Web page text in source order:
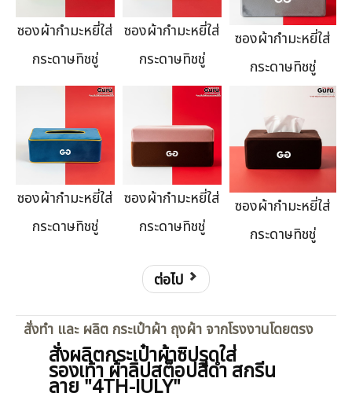
ซองผ้ากำมะหยี่ใส่
กระดาษทิชชู่
ซองผ้ากำมะหยี่ใส่
กระดาษทิชชู่
ซองผ้ากำมะหยี่ใส่
กระดาษทิชชู่
ซองผ้ากำมะหยี่ใส่
กระดาษทิชชู่
ซองผ้ากำมะหยี่ใส่
กระดาษทิชชู่
ซองผ้ากำมะหยี่ใส่
กระดาษทิชชู่
ต่อไป
สั่งทำ และ ผลิต กระเป๋าผ้า ถุงผ้า จากโรงงานโดยตรง
สั่งผลิตกระเป๋าผ้าซิปรูดใส่
รองเท้า ผ้าลิปสต็อปสีดำ สกรีน